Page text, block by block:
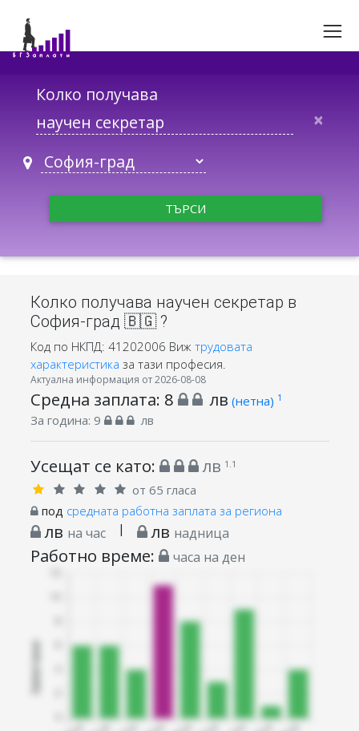
Колко получава
×
ТЪРСИ
Колко получава научен секретар в
София-град 🇧🇬 ?
Код по НКПД: 41202006 Виж трудовата
характеристика за тази професия.
Актуална информация от 2026-08-08
Средна заплата: 8 лв (нетна) 1
За година: 9 лв
Усещат се като: лв 1.1
от 65 гласа
под средната работна заплата за региона
лв на час | лв надница
Работно време: часа на ден